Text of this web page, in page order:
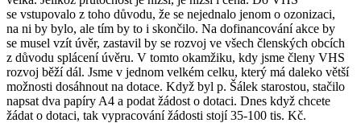
se vstupovalo z toho důvodu, že se nejednalo jenom o ozonizaci,
na ni by bylo, ale tím by to i skončilo. Na dofinancování akce by
se musel vzít úvěr, zastavil by se rozvoj ve všech členských obcích
z důvodu splácení úvěru. V tomto okamžiku, kdy jsme členy VHS
rozvoj běží dál. Jsme v jednom velkém celku, který má daleko větší
možnosti dosáhnout na dotace. Když byl p. Šálek starostou, stačilo
napsat dva papíry A4 a podat žádost o dotaci. Dnes když chcete
žádat o dotaci, tak vypracování žádosti stojí 35-100 tis. Kč.